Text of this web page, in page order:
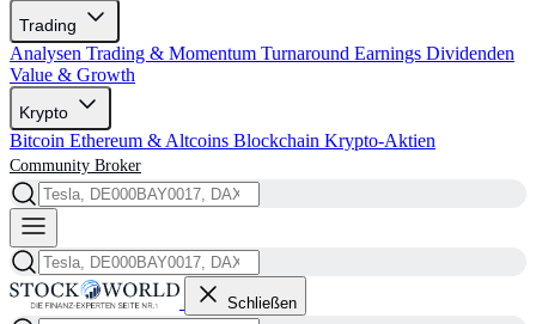
Trading
Analysen Trading & Momentum Turnaround Earnings Dividenden
Value & Growth
Krypto
Bitcoin Ethereum & Altcoins Blockchain Krypto-Aktien
Community Broker
Schließen